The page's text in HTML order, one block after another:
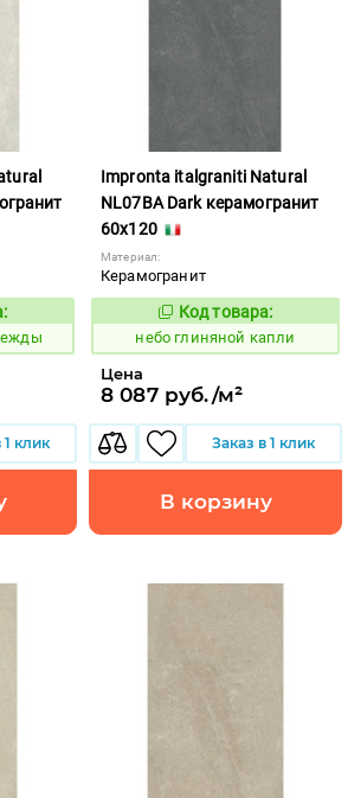
1 клик
Impronta italgraniti Natural
NL07BA Dark керамогранит
60x120
Материал:
Керамогранит
1111537
Код товара:
небо глиняной капли
Цена
8 087 руб./м²
Заказ в 1 клик
В корзину